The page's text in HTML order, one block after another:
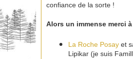
confiance de la sorte !
Alors un immense merci à
La Roche Posay et
Lipikar (je suis